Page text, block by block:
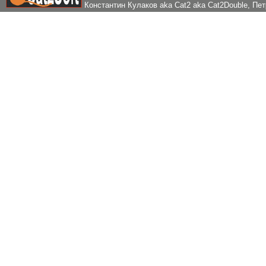
Константин Кулаков aka Cat2 aka Cat2Double,